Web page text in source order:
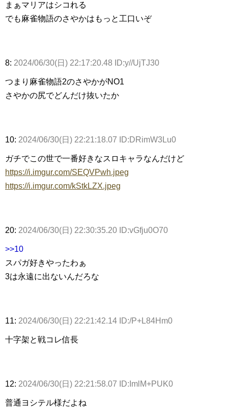
まぁマリアはシコれる
でも麻雀物語のさやかはもっと工口いぞ
8: 2024/06/30(日) 22:17:20.48 ID:y//UjTJ30
つまり麻雀物語2のさやかがNO1
さやかの尻でどんだけ抜いたか
10: 2024/06/30(日) 22:21:18.07 ID:DRimW3Lu0
ガチでこの世で一番好きなスロキャラなんだけど
https://i.imgur.com/SEQVPwh.jpeg
https://i.imgur.com/kStkLZX.jpeg
20: 2024/06/30(日) 22:30:35.20 ID:vGfju0O70
>>10
スパガ好きやったわぁ
3は永遠に出ないんだろな
11: 2024/06/30(日) 22:21:42.14 ID:/P+L84Hm0
十字架と戦コレ信長
12: 2024/06/30(日) 22:21:58.07 ID:ImlM+PUK0
普通ヨシテル様だよね